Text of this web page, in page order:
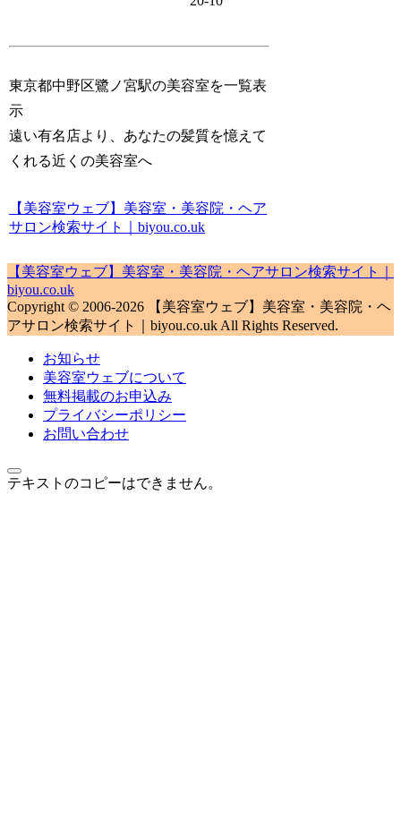
東京都中野区鷺ノ宮駅の美容室を一覧表
示
遠い有名店より、あなたの髪質を憶えて
くれる近くの美容室へ
【美容室ウェブ】美容室・美容院・ヘア
サロン検索サイト｜biyou.co.uk
【美容室ウェブ】美容室・美容院・ヘアサロン検索サイト｜
biyou.co.uk
Copyright © 2006-2026 【美容室ウェブ】美容室・美容院・ヘ
アサロン検索サイト｜biyou.co.uk All Rights Reserved.
お知らせ
美容室ウェブについて
無料掲載のお申込み
プライバシーポリシー
お問い合わせ
テキストのコピーはできません。